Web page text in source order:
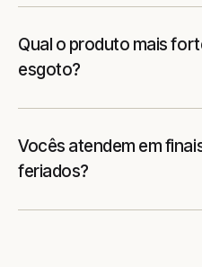
Qual o produto mais
esgoto?
Vocês atendem em
feriados?